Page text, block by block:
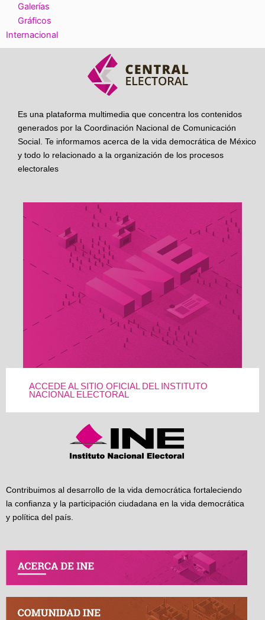
Galerías
Gráficos
Internacional
Es una plataforma multimedia que concentra los contenidos
generados por la Coordinación Nacional de Comunicación
Social. Te informamos acerca de la vida democrática de México
y todo lo relacionado a la organización de los procesos
electorales
ACCEDE AL SITIO OFICIAL DEL INSTITUTO
NACIONAL ELECTORAL
Contribuimos al desarrollo de la vida democrática fortaleciendo
la confianza y la participación ciudadana en la vida democrática
y política del país.